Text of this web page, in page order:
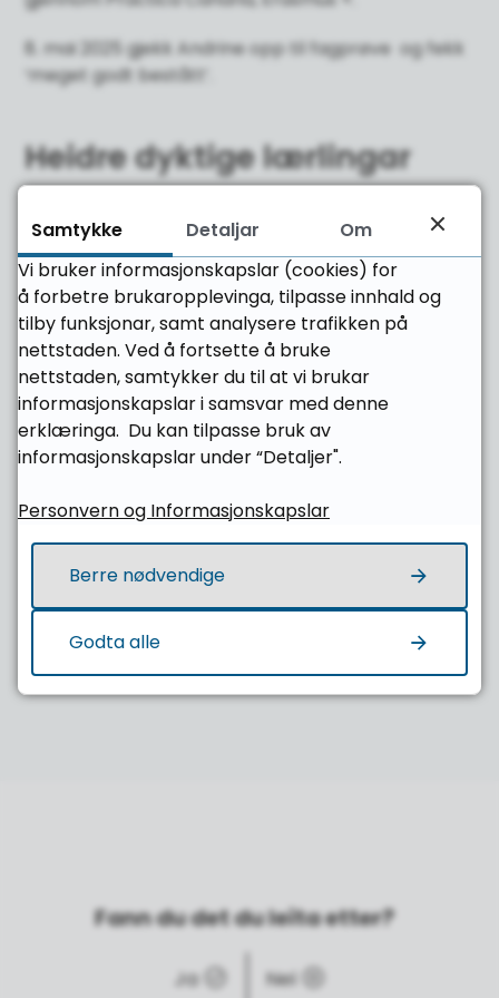
8. mai 2025 gjekk Andrine opp til fagprøve og fekk
‘meget godt bestått’.
Heidre dyktige lærlingar
Opplæringskontoret Søre Sunnmøre og
prøvenemnda.
Som Årets lærling vil ho få ein premie på 10 000
kroner, diplom og blomster.
Med prisen Årets lærling ønsker fylkeskommunen
å synleggjere og heidre alle dei dyktige lærlingane i
fylket.
Les meir om prisen Årets lærling.
Fann du det du leita etter?
Ja Nei
Samtykke Detaljar
Om
Vi bruker informasjonskapslar (cookies) for
å forbetre brukaropplevinga, tilpasse innhald og
tilby funksjonar, samt analysere trafikken på
nettstaden. Ved å fortsette å bruke
nettstaden, samtykker du til at vi brukar
informasjonskapslar i samsvar med denne
erklæringa. Du kan tilpasse bruk av
informasjonskapslar under “Detaljer".
Personvern og Informasjonskapslar
Berre nødvendige
Godta alle